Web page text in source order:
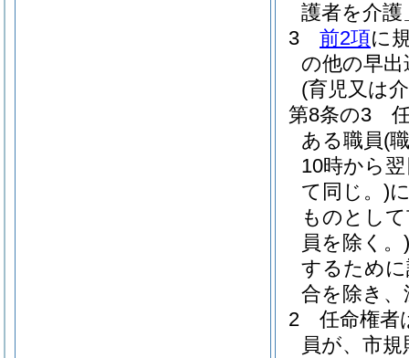
護者を介
3
前2項に
の他の早
(育児又は
第8条の3
ある職員(
10時から
て同じ。)
ものとし
員を除く。)
するため
合を除き
2
任命権者
員が、市